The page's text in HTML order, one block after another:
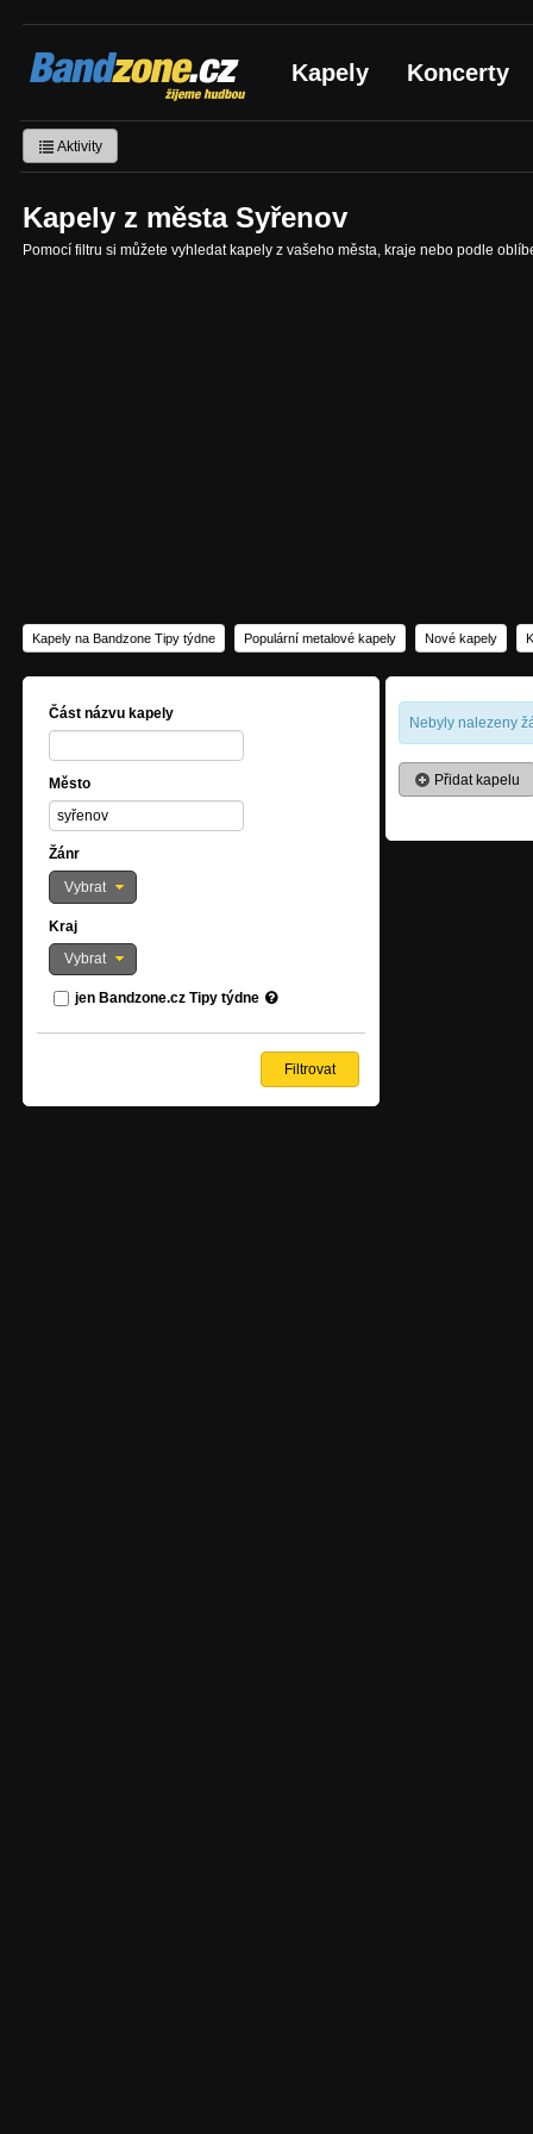
Bandzone.cz
žijeme hudbou Kapely Koncerty
Aktivity
Kapely z města Syřenov
Pomocí filtru si můžete vyhledat kapely z vašeho města, kraje nebo podle
Kapely na Bandzone Tipy týdne Populární metalové kapely Nové kapely
Část názvu kapely
Město
Žánr
Vybrat
Kraj
Vybrat
jen Bandzone.cz Tipy týdne
Nebyly nalezeny
Přidat kapelu